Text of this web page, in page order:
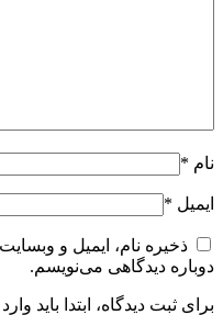
نام *
ایمیل *
ذخیره نام، ایمیل و
دوباره دیدگاهی می‌نویسم.
برای ثبت دیدگاه، ابتدا باید